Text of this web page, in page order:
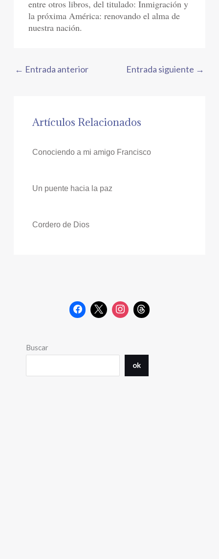
entre otros libros, del titulado: Inmigración y
la próxima América: renovando el alma de
nuestra nación.
← Entrada anterior Entrada siguiente →
Artículos Relacionados
Conociendo a mi amigo Francisco
Un puente hacia la paz
Cordero de Dios
Buscar
ok